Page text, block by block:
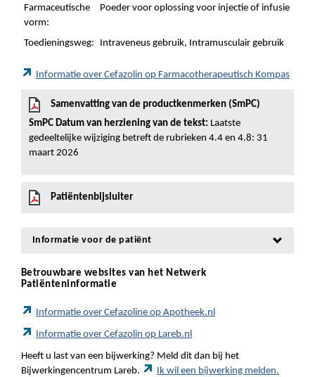
Farmaceutische
vorm:
Poeder voor oplossing voor injectie of infusie
Toedieningsweg: Intraveneus gebruik, Intramusculair gebruik
Informatie over Cefazolin op Farmacotherapeutisch Kompas
Samenvatting van de productkenmerken (SmPC)
SmPC Datum van herziening van de tekst: Laatste
gedeeltelijke wijziging betreft de rubrieken 4.4 en 4.8: 31
maart 2026
Patiëntenbijsluiter
Informatie voor de patiënt
Betrouwbare websites van het Netwerk
Patiënteninformatie
Informatie over Cefazoline op Apotheek.nl
Informatie over Cefazolin op Lareb.nl
Heeft u last van een bijwerking? Meld dit dan bij het
Bijwerkingencentrum Lareb.
Ik wil een bijwerking melden.